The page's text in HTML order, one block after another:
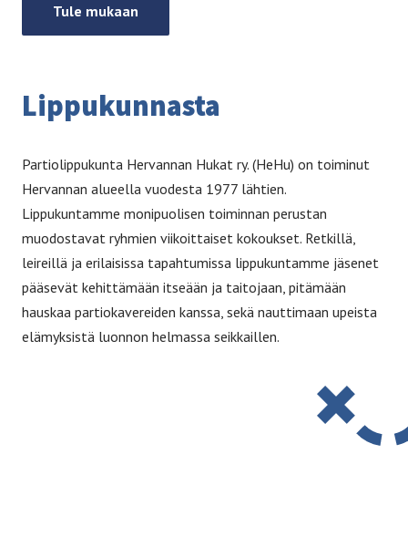
Tule mukaan
Lip­pu­kun­nas­ta
Partiolippukunta Hervannan Hukat ry. (HeHu) on toiminut
Hervannan alueella vuodesta 1977 lähtien.
Lippukuntamme monipuolisen toiminnan perustan
muodostavat ryhmien viikoittaiset kokoukset. Retkillä,
leireillä ja erilaisissa tapahtumissa lippukuntamme jäsenet
pääsevät kehittämään itseään ja taitojaan, pitämään
hauskaa partiokavereiden kanssa, sekä nauttimaan upeista
elämyksistä luonnon helmassa seikkaillen.